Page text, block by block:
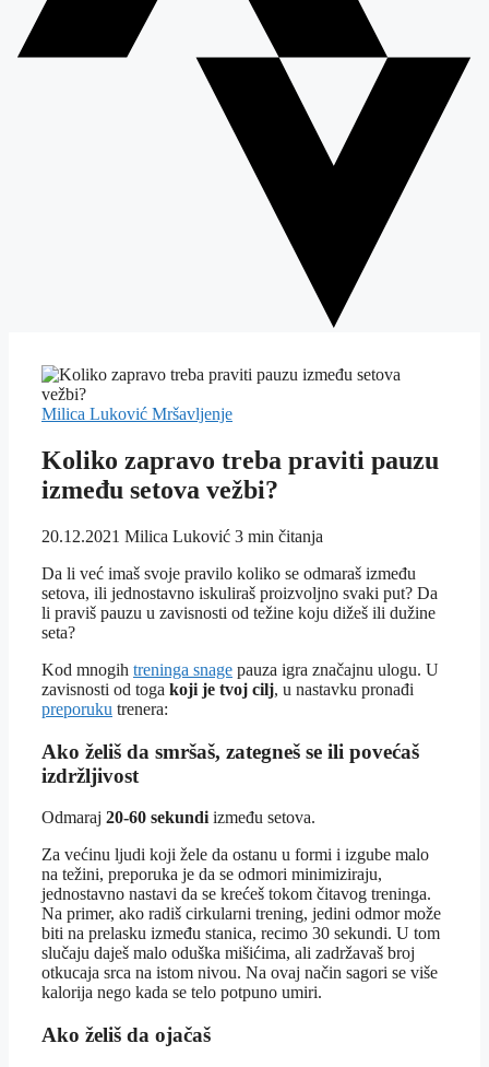
Milica Luković Mršavljenje
Koliko zapravo treba praviti pauzu
između setova vežbi?
20.12.2021 Milica Luković 3 min čitanja
Da li već imaš svoje pravilo koliko se odmaraš između
setova, ili jednostavno iskuliraš proizvoljno svaki put? Da
li praviš pauzu u zavisnosti od težine koju dižeš ili dužine
seta?
Kod mnogih treninga snage pauza igra značajnu ulogu. U
zavisnosti od toga koji je tvoj cilj, u nastavku pronađi
preporuku trenera:
Ako želiš da smršaš, zategneš se ili povećaš
izdržljivost
Odmaraj 20-60 sekundi između setova.
Za većinu ljudi koji žele da ostanu u formi i izgube malo
na težini, preporuka je da se odmori minimiziraju,
jednostavno nastavi da se krećeš tokom čitavog treninga.
Na primer, ako radiš cirkularni trening, jedini odmor može
biti na prelasku između stanica, recimo 30 sekundi. U tom
slučaju daješ malo oduška mišićima, ali zadržavaš broj
otkucaja srca na istom nivou. Na ovaj način sagori se više
kalorija nego kada se telo potpuno umiri.
Ako želiš da ojačaš